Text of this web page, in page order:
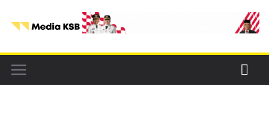
content